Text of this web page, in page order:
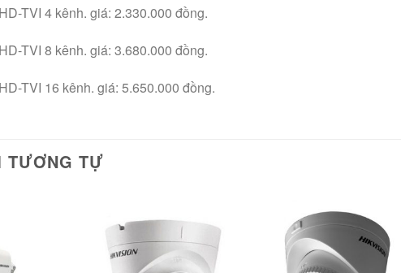
TVI 4 kênh. giá: 2.330.000 đồng.
TVI 8 kênh. giá: 3.680.000 đồng.
TVI 16 kênh. giá: 5.650.000 đồng.
TƯƠNG TỰ